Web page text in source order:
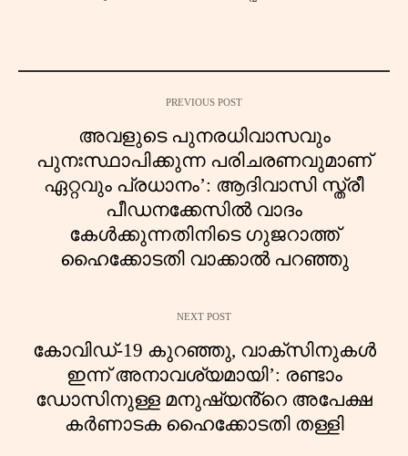
PREVIOUS POST
അവളുടെ പുനരധിവാസവും
പുനഃസ്ഥാപിക്കുന്ന പരിചരണവുമാണ്
ഏറ്റവും പ്രധാനം’: ആദിവാസി സ്ത്രീ
പീഡനക്കേസിൽ വാദം
കേൾക്കുന്നതിനിടെ ഗുജറാത്ത്
ഹൈക്കോടതി വാക്കാൽ പറഞ്ഞു
NEXT POST
കോവിഡ്-19 കുറഞ്ഞു, വാക്‌സിനുകൾ
ഇന്ന് അനാവശ്യമായി’: രണ്ടാം
ഡോസിനുള്ള മനുഷ്യൻ്റെ അപേക്ഷ
കർണാടക ഹൈക്കോടതി തള്ളി